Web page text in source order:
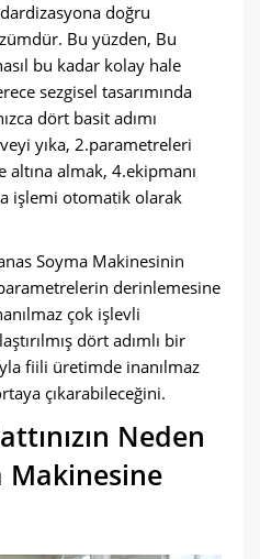
doğru
Bu yüzden, Bu
bu kadar kolay hale
sezgisel tasarımında
dört basit adımı
yıka, 2.parametreleri
almak, 4.ekipmanı
işlemi otomatik olarak
Soyma Makinesinin
derinlemesine
çok işlevli
dört adımlı bir
fiili üretimde inanılmaz
çıkarabileceğini.
Neden
Makinesine